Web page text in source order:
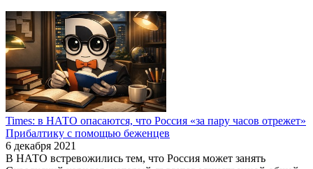
Times: в НАТО опасаются, что Россия «за пару часов отрежет»
Прибалтику с помощью беженцев
6 декабря 2021
В НАТО встревожились тем, что Россия может занять